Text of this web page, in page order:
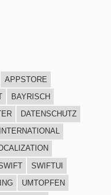
APPSTORE
BAYRISCH
DATENSCHUTZ
INTERNATIONAL
SWIFTUI
UMTOPFEN